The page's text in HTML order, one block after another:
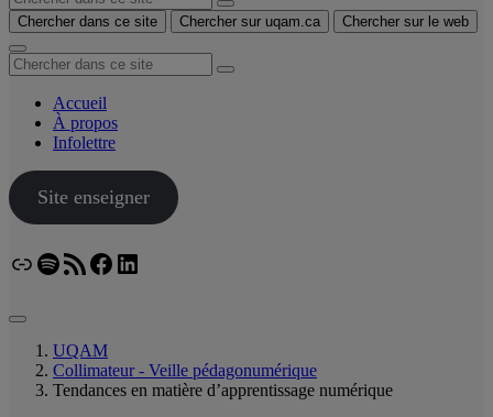
Chercher dans ce site Chercher sur uqam.ca Chercher sur le web
Accueil
À propos
Infolettre
Site enseigner
LienSpotify
Flux RSSFacebook
LinkedIn
UQAM
Collimateur - Veille pédagonumérique
Tendances en matière d’apprentissage numérique